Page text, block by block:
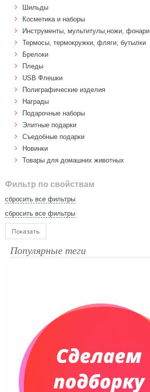
Шильды
Косметика и наборы
Инструменты, мультитулы,ножи, фонари
Термосы, термокружки, фляги, бутылки
Брелоки
Пледы
USB Флешки
Полиграфические изделия
Награды
Подарочные наборы
Элитные подарки
Cъедобные подарки
Новинки
Товары для домашних животных
Фильтр по свойствам
сбросить все фильтры
сбросить все фильтры
Показать
Популярные теги